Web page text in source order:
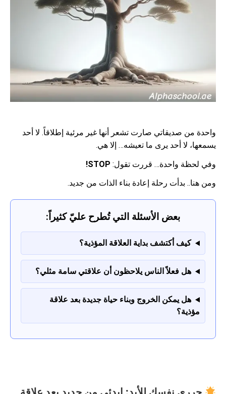
واحدة من صديقاتي صارت تشعر أنها غير مرئية إطلاقاً. لا أحد
يسمعها، لا أحد يرى ما تعيشه… إلا هي.
وفي لحظة واحدة… قررت تقول: STOP!
ومن هنا.. بدأت رحلة إعادة بناء الذات من جديد.
بعض الأسئلة التي تُطرح عليّ كثيراً:
كيف أكتشف بداية العلاقة المؤذية؟
هل فعلاً الناس يلاحظون أن علاقتي سامة مثلي؟
هل يمكن الخروج وبناء حياة جديدة بعد علاقة
مؤذية؟